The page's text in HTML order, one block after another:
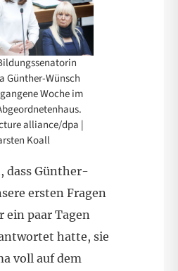
Günther-Wünsch
Woche im
alliance/dpa |
Koall
dass Günther-
ersten Fragen
ein paar Tagen
hatte, sie
voll auf dem